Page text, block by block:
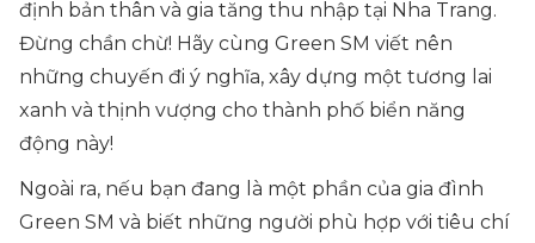
định bản thân và gia tăng thu nhập tại Nha Trang.
Đừng chần chừ! Hãy cùng Green SM viết nên
những chuyến đi ý nghĩa, xây dựng một tương lai
xanh và thịnh vượng cho thành phố biển năng
động này!
Ngoài ra, nếu bạn đang là một phần của gia đình
Green SM và biết những người phù hợp với tiêu chí